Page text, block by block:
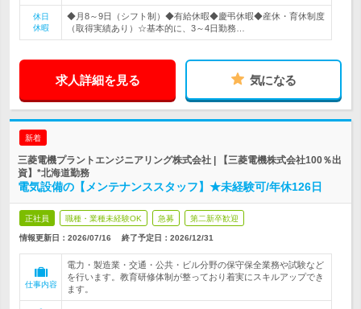
休日
休暇
◆月8～9日（シフト制）◆有給休暇◆慶弔休暇◆産休・育休制度
（取得実績あり）☆基本的に、3～4日勤務…
求人詳細を見る 気になる
新着
三菱電機プラントエンジニアリング株式会社 | 【三菱電機株式会社100％出
資】*北海道勤務
電気設備の【メンテナンススタッフ】★未経験可/年休126日
正社員 職種・業種未経験OK 急募 第二新卒歓迎
情報更新日：2026/07/16 終了予定日： 2026/12/31
仕事内容
電力・製造業・交通・公共・ビル分野の保守保全業務や試験など
を行います。教育研修体制が整っており着実にスキルアップでき
ます。